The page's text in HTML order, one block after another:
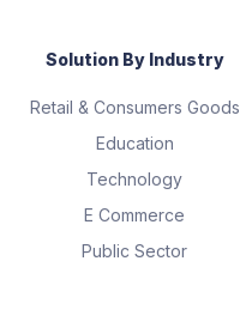
Solution By Industry
Retail & Consumers Goods
Education
Technology
E Commerce
Public Sector